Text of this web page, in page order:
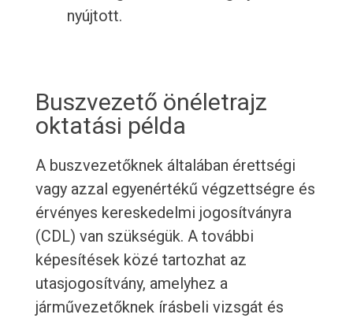
nyújtott.
Buszvezető önéletrajz
oktatási példa
A buszvezetőknek általában érettségi
vagy azzal egyenértékű végzettségre és
érvényes kereskedelmi jogosítványra
(CDL) van szükségük. A további
képesítések közé tartozhat az
utasjogosítvány, amelyhez a
járművezetőknek írásbeli vizsgát és